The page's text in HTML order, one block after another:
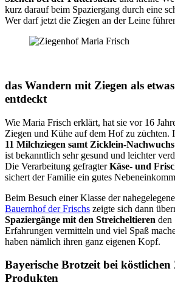
kurz darauf beim Spaziergang durch eine
Wer darf jetzt die Ziegen an der Leine
das Wandern mit Ziegen als
entdeckt
Wie Maria Frisch erklärt, hat sie vor 16
Ziegen und Kühe auf dem Hof zu züchten.
11 Milchziegen samt Zicklein-Nachwuchs
ist bekanntlich sehr gesund und leichter
Die Verarbeitung gefragterKäse- und
sichert der Familie ein gutes
Beim Besuch einer Klasse der
Bauernhof der Frischs zeigte sich dann
Spaziergänge mit den Streicheltieren den
Erfahrungen vermitteln und viel Spaß
haben nämlich ihren ganz eigenen Kopf.
Bayerische Brotzeit bei köstlichen
Produkten